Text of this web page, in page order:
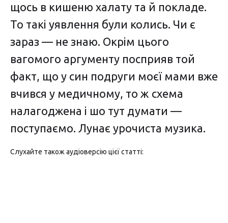
щось в кишеню халату та й покладе.
То такі уявлення були колись. Чи є
зараз — не знаю. Окрім цього
вагомого аргументу посприяв той
факт, що у син подруги моєї мами вже
вчився у медичному, то ж схема
налагоджена і шо тут думати —
поступаємо. Лунає урочиста музика.
Слухайте також аудіоверсію цієї статті: